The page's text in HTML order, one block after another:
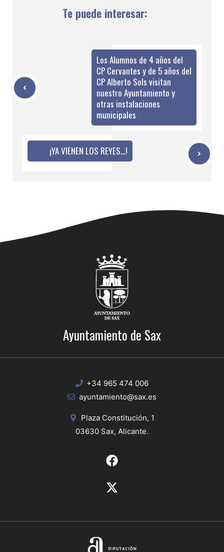
Te puede interesar:
Los Alumnos de 4 años del
CP Cervantes y de 5 años del
CP Alberto Sols visitan
nuestro Ayuntamiento y
otras instalaciones
municipales
¡YA VIENEN LOS REYES…!
Ayuntamiento de Sax
+34 965 474 006
ayuntamiento@sax.es
Plaza Constitución, 1
03630 Sax, Alicante.